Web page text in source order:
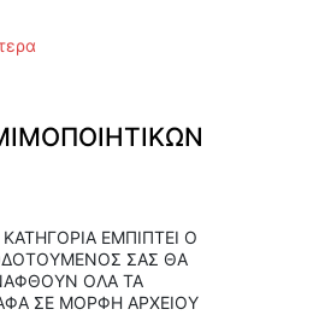
ΕΜΠΙΠΤΕΙ Ο
ΣΑΣ ΘΑ
ΟΛΑ ΤΑ
ΣΕ ΜΟΡΦΗ ΑΡΧΕΙΟΥ